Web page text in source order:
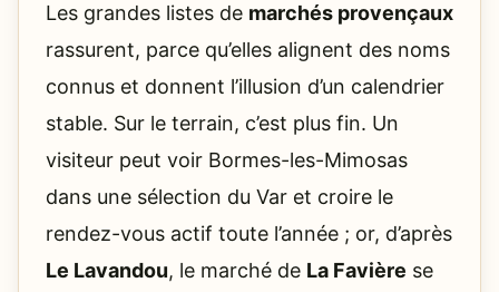
Les grandes listes de marchés provençaux
rassurent, parce qu’elles alignent des noms
connus et donnent l’illusion d’un calendrier
stable. Sur le terrain, c’est plus fin. Un
visiteur peut voir Bormes-les-Mimosas
dans une sélection du Var et croire le
rendez-vous actif toute l’année ; or, d’après
Le Lavandou, le marché de La Favière se